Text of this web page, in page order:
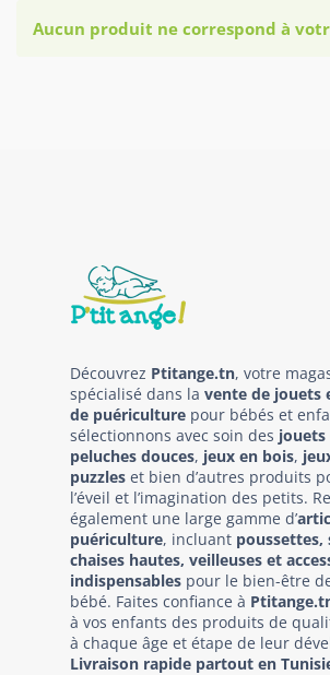
Aucun produit ne correspond à
Découvrez Ptitange.tn, votre
spécialisé dans la vente de jouets
de puériculture pour bébés et
sélectionnons avec soin des jouets
peluches douces, jeux en bois,
puzzles et bien d’autres produits
l’éveil et l’imagination des petits.
également une large gamme d’
puériculture, incluant poussettes,
chaises hautes, veilleuses et
indispensables pour le bien-être
bébé. Faites confiance à
à vos enfants des produits de
à chaque âge et étape de leur
Livraison rapide partout en